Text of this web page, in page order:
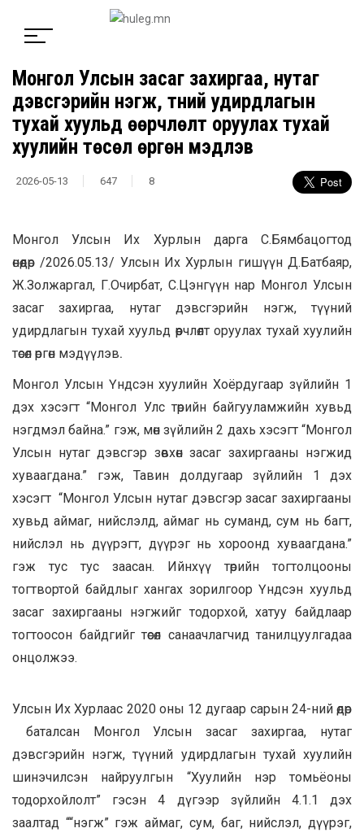
Монгол Улсын засаг захиргаа, нутаг
дэвсгэрийн нэгж, түүний удирдлагын
тухай хуульд өөрчлөлт оруулах тухай
хуулийн төсөл өргөн мэдүүлэв
2026-05-13 647 8
Монгол Улсын Их Хурлын дарга С.Бямбацогтод
өнөөдөр /2026.05.13/ Улсын Их Хурлын гишүүн Д.Батбаяр,
Ж.Золжаргал, Г.Очирбат, С.Цэнгүүн нар Монгол Улсын
засаг захиргаа, нутаг дэвсгэрийн нэгж, түүний
удирдлагын тухай хуульд өөрчлөлт оруулах тухай хуулийн
төсөл өргөн мэдүүлэв.
Монгол Улсын Үндсэн хуулийн Хоёрдугаар зүйлийн 1
дэх хэсэгт “Монгол Улс төрийн байгууламжийн хувьд
нэгдмэл байна.” гэж, мөн зүйлийн 2 дахь хэсэгт “Монгол
Улсын нутаг дэвсгэр зөвхөн засаг захиргааны нэгжид
хуваагдана.” гэж, Тавин долдугаар зүйлийн 1 дэх
хэсэгт “Монгол Улсын нутаг дэвсгэр засаг захиргааны
хувьд аймаг, нийслэлд, аймаг нь суманд, сум нь багт,
нийслэл нь дүүрэгт, дүүрэг нь хороонд хуваагдана.”
гэж тус тус заасан. Ийнхүү төрийн тогтолцооны
тогтвортой байдлыг хангах зорилгоор Үндсэн хуульд
засаг захиргааны нэгжийг тодорхой, хатуу байдлаар
тогтоосон байдгийг төсөл санаачлагчид танилцуулгадаа
онцолжээ.
Улсын Их Хурлаас 2020 оны 12 дугаар сарын 24-ний өдөр
баталсан Монгол Улсын засаг захиргаа, нутаг
дэвсгэрийн нэгж, түүний удирдлагын тухай хуулийн
шинэчилсэн найруулгын “Хуулийн нэр томьёоны
тодорхойлолт” гэсэн 4 дүгээр зүйлийн 4.1.1 дэх
заалтад ““нэгж” гэж аймаг, сум, баг, нийслэл, дүүрэг,